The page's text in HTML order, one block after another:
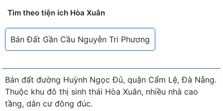
Tìm theo tiện ích Hòa Xuân
Bán Đất Gần Cầu Nguyễn Tri Phương
Bán đất đường Huỳnh Ngọc Đủ, quận Cẩm Lệ, Đà Nẵng.
Thuộc khu đô thị sinh thái Hòa Xuân, nhiều nhà cao
tầng, dân cư đông đúc.